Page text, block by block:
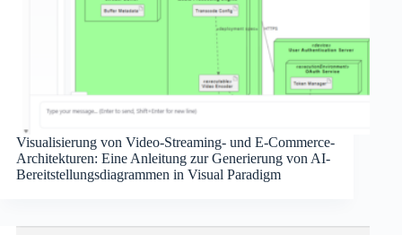
Visualisierung von Video-Streaming- und E-Commerce-
Architekturen: Eine Anleitung zur Generierung von AI-
Bereitstellungsdiagrammen in Visual Paradigm